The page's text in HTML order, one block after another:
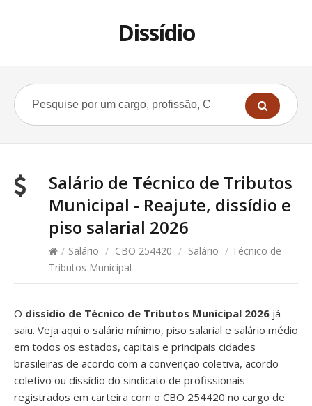
Dissídio
Salário de Técnico de Tributos
Municipal - Reajute, dissídio e
piso salarial 2026
/ Salário / CBO 254420 / Salário / Técnico de
Tributos Municipal
O dissídio de Técnico de Tributos Municipal 2026 já
saiu. Veja aqui o salário mínimo, piso salarial e salário médio
em todos os estados, capitais e principais cidades
brasileiras de acordo com a convenção coletiva, acordo
coletivo ou dissídio do sindicato de profissionais
registrados em carteira com o CBO 254420 no cargo de